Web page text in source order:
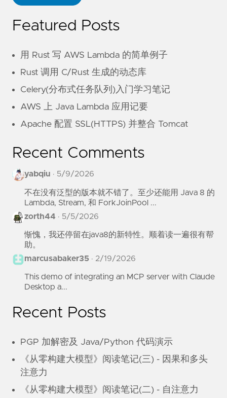
Featured Posts
用 Rust 写 AWS Lambda 的简单例子
Rust 调用 C/Rust 生成的动态库
Celery(分布式任务队列)入门学习笔记
AWS 上 Java Lambda 应用记要
Apache 配置 SSL(HTTPS) 并整合 Tomcat
Recent Comments
yabqiu · 5/9/2026
不在没有泛型的版本就不错了。至少还能用 Java 8 的
Lambda, Stream, 和 ForkJoinPool ...
zorth44 · 5/5/2026
惭愧，我还停留在java8的新特性。顺着读一遍很有帮
助。
marcusabaker35 · 2/19/2026
This demo of integrating an MCP server with Claude
Desktop a...
Recent Posts
PGP 加解密及 Java/Python 代码演示
《从零构建大模型》阅读笔记(三) - 因果和多头
注意力
《从零构建大模型》阅读笔记(二) - 自注意力